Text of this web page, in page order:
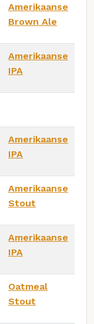
Amerikaanse
Brown Ale
Amerikaanse
IPA
Amerikaanse
IPA
Amerikaanse
Stout
Amerikaanse
IPA
Oatmeal
Stout